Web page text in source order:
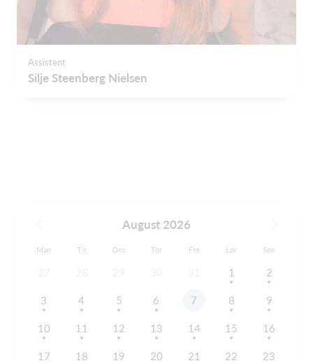
Assistent
Silje Steenberg Nielsen
August 2026
Man Tir Ons Tor Fre Lør Søn
1 2
3 4 5 6 7 8 9
10 11 12 13 14 15 16
17 18 19 20 21 22 23